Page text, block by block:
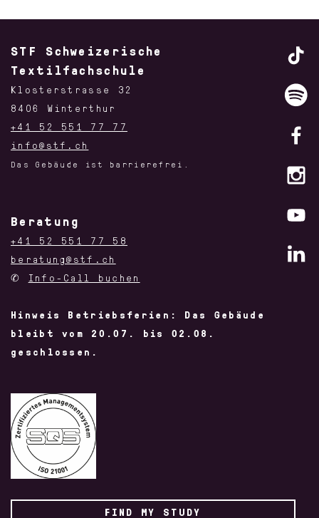
HANDWERK DER TRACHT
KNITTING WEEK
SIBE IM
TEXTILBETRIEB
BASICS IN DER
MODEZEICHNEN
STF Schweizerische
Textilfachschule
Klosterstrasse 32
8406 Winterthur
+41 52 551 77 77
info@stf.ch
Das Gebäude ist barrierefrei.
Beratung
+41 52 551 77 58
beratung@stf.ch
✆ Info-Call buchen
Hinweis Betriebsferien: Das Gebäude
bleibt vom 20.07. bis 02.08.
geschlossen.
FIND MY STUDY